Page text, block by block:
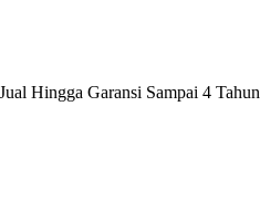
Hingga Garansi Sampai 4 Tahun